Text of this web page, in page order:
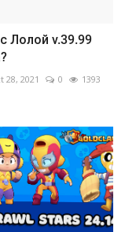
с Лолой v.39.99
28, 2021 0 1393